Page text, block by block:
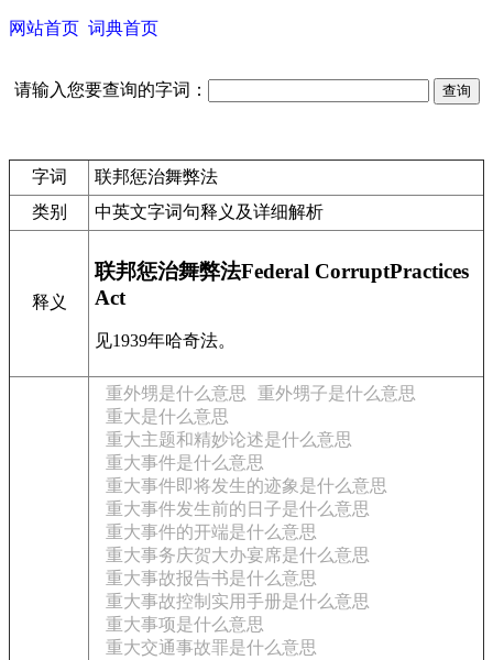
网站首页 词典首页
请输入您要查询的字词：
字词
联邦惩治舞弊法
类别
中英文字词句释义及详细解析
释义
联邦惩治舞弊法Federal CorruptPractices
Act
见1939年哈奇法。
重外甥是什么意思
重外甥子是什么意思
重大是什么意思
重大主题和精妙论述是什么意思
重大事件是什么意思
重大事件即将发生的迹象是什么意思
重大事件发生前的日子是什么意思
重大事件的开端是什么意思
重大事务庆贺大办宴席是什么意思
重大事故报告书是什么意思
重大事故控制实用手册是什么意思
重大事项是什么意思
重大交通事故罪是什么意思